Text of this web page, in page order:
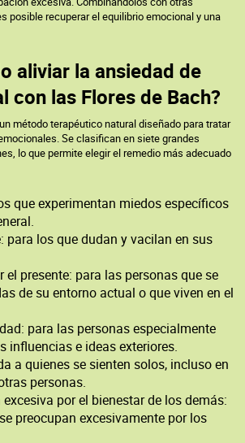
posible recuperar el equilibrio emocional y una
aliviar la ansiedad de
con las Flores de Bach?
método terapéutico natural diseñado para tratar
Se clasifican en siete grandes
lo que permite elegir el remedio más adecuado
que experimentan miedos específicos
para los que dudan y vacilan en sus
el presente: para las personas que se
de su entorno actual o que viven en el
para las personas especialmente
influencias e ideas exteriores.
a quienes se sienten solos, incluso en
personas.
por el bienestar de los demás:
preocupan excesivamente por los